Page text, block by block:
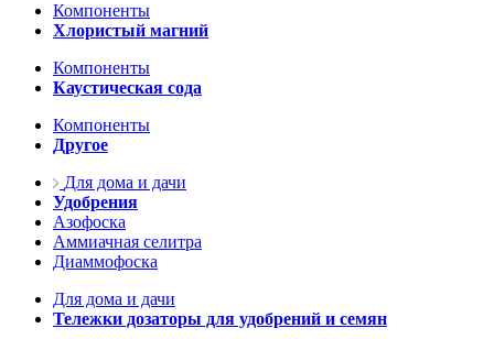
Компоненты
Хлористый магний
Компоненты
Каустическая сода
Компоненты
Другое
Для дома и дачи
Удобрения
Азофоска
Аммиачная селитра
Диаммофоска
Для дома и дачи
Тележки дозаторы для удобрений и семян